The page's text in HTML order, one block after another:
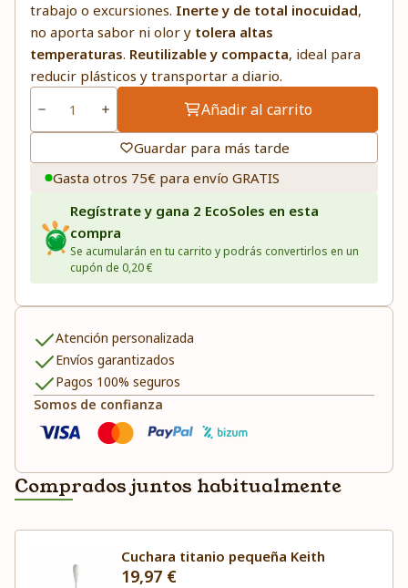
trabajo o excursiones. Inerte y de total inocuidad,
no aporta sabor ni olor y tolera altas
temperaturas. Reutilizable y compacta, ideal para
reducir plásticos y transportar a diario.
Añadir al carrito
Guardar para más tarde
Gasta otros 75€ para envío GRATIS
Regístrate y gana 2 EcoSoles en esta
compra
Se acumularán en tu carrito y podrás convertirlos en un
cupón de 0,20 €
Atención personalizada
Envíos garantizados
Pagos 100% seguros
Somos de confianza
Comprados juntos habitualmente
Cuchara titanio pequeña Keith
19,97 €